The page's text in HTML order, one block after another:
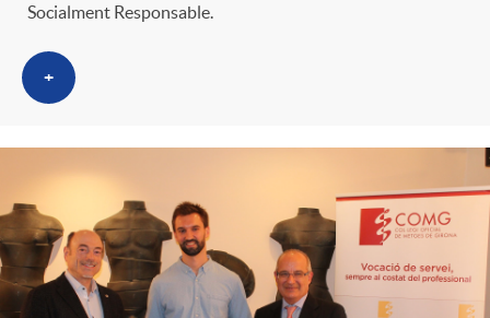
Socialment Responsable.
+